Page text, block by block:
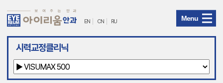
아
리
EN CN RU Menu
시력교정클리닉